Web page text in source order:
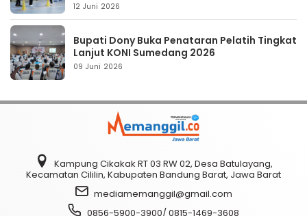
12 Juni 2026
Bupati Dony Buka Penataran Pelatih Tingkat
Lanjut KONI Sumedang 2026
09 Juni 2026
Kampung Cikakak RT 03 RW 02, Desa Batulayang,
Kecamatan Cililin, Kabupaten Bandung Barat, Jawa Barat
mediamemanggil@gmail.com
0856-5900-3900/ 0815-1469-3608